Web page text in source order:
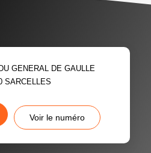
GENERAL DE GAULLE
SARCELLES
Voir le numéro